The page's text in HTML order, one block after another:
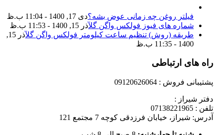
فیلتر روغن چه زمانی عوض بشه؟دی 17, 1400 - 11:04 ب.ظ
شماره های فیوز فولکس واگن گلآذر 15, 1400 - 11:53 ب.ظ
طریقه (روش) تنظیم ساعت کیلومتر فولکس واگن گل
آذر 15,
1400 - 11:35 ب.ظ
راه های ارتباطی
پشتیبانی فروش : 09120626064
دفتر شیراز :
تلفن : 07138221965
آدرس: شیراز، خیابان فرزدقی کوچه 7 مجتمع 121